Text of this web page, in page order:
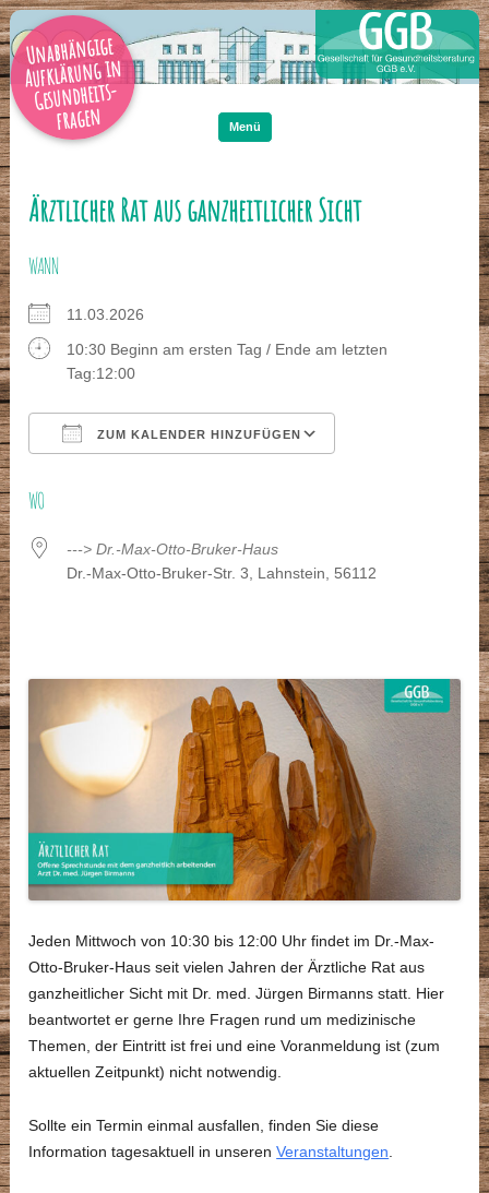
Unabhängige
Aufklärung in
Gesundheits-
fragen Menü
Ärztlicher Rat aus ganzheitlicher Sicht
WANN
11.03.2026
10:30 Beginn am ersten Tag / Ende am letzten
Tag:12:00
ZUM KALENDER HINZUFÜGEN
WO
---> Dr.-Max-Otto-Bruker-Haus
Dr.-Max-Otto-Bruker-Str. 3, Lahnstein, 56112
Jeden Mittwoch von 10:30 bis 12:00 Uhr findet im Dr.-Max-
Otto-Bruker-Haus seit vielen Jahren der Ärztliche Rat aus
ganzheitlicher Sicht mit Dr. med. Jürgen Birmanns statt. Hier
beantwortet er gerne Ihre Fragen rund um medizinische
Themen, der Eintritt ist frei und eine Voranmeldung ist (zum
aktuellen Zeitpunkt) nicht notwendig.
Sollte ein Termin einmal ausfallen, finden Sie diese
Information tagesaktuell in unserenVeranstaltungen.